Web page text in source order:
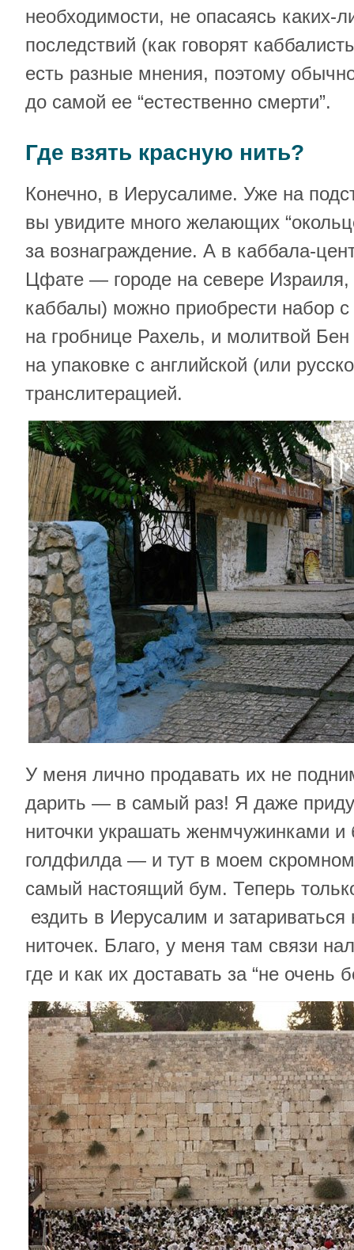
необходимости, не опасаясь каких-
последствий (как говорят
есть разные мнения, поэтому
до самой ее “естественно смерти”.
Где взять красную нить?
Конечно, в Иерусалиме. Уже на
вы увидите много желающих
за вознаграждение. А в каббала-
Цфате — городе на севере Израиля,
каббалы) можно приобрести набор
на гробнице Рахель, и молитвой Бен
на упаковке с английской (или
транслитерацией.
У меня лично продавать их не
дарить — в самый раз! Я даже
ниточки украшать женмчужинками и
голдфилда — и тут в моем скромном
самый настоящий бум. Теперь
ездить в Иерусалим и
ниточек. Благо, у меня там связи
где и как их доставать за “не